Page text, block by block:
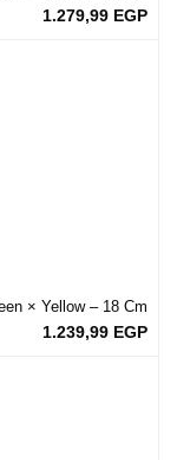
1.279,99 EGP
1.239,99 EGP